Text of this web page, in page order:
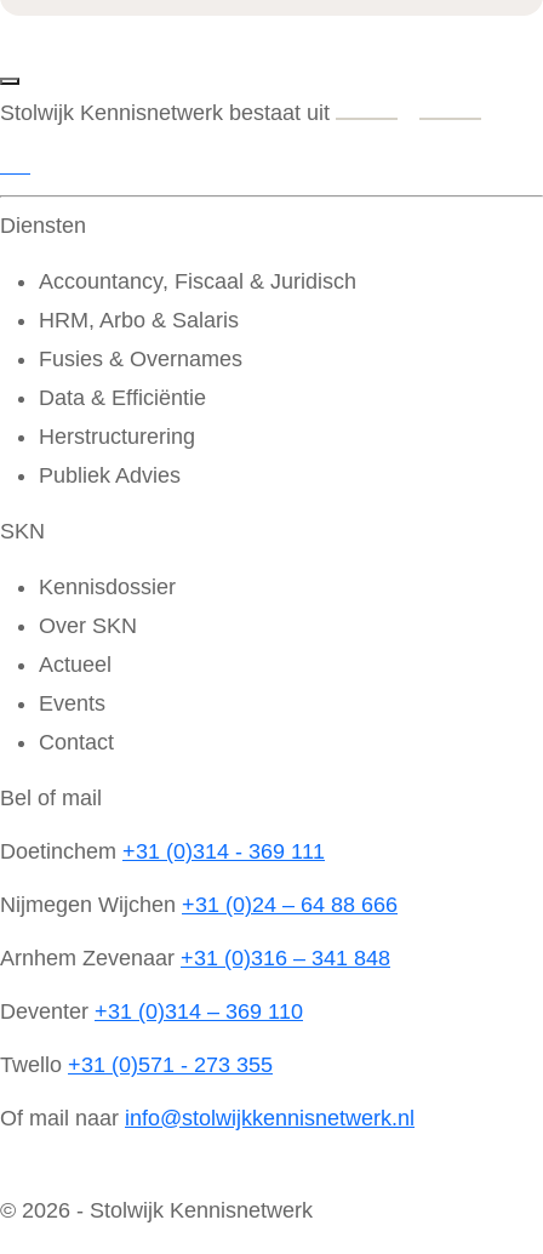
Stolwijk Kennisnetwerk bestaat uit
Diensten
Accountancy, Fiscaal & Juridisch
HRM, Arbo & Salaris
Fusies & Overnames
Data & Efficiëntie
Herstructurering
Publiek Advies
SKN
Kennisdossier
Over SKN
Actueel
Events
Contact
Bel of mail
Doetinchem +31 (0)314 - 369 111
Nijmegen Wijchen +31 (0)24 – 64 88 666
Arnhem Zevenaar +31 (0)316 – 341 848
Deventer +31 (0)314 – 369 110
Twello +31 (0)571 - 273 355
Of mail naar info@stolwijkkennisnetwerk.nl
© 2026 - Stolwijk Kennisnetwerk